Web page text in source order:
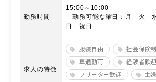
勤務時間
15:00～10:00
勤務可能な曜日：月
日 祝日
求人の特徴
服装自由
社会保険
車通勤可
経験者歓迎
フリーター歓迎
主